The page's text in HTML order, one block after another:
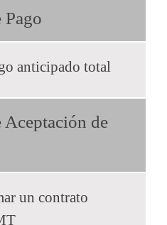
anticipado total
de
un contrato